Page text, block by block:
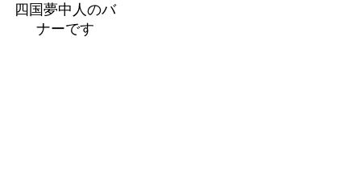
四国夢中人のバ
ナーです